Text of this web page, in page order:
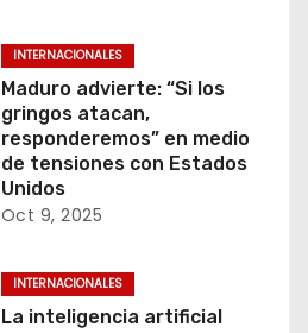
INTERNACIONALES
Maduro advierte: “Si los
gringos atacan,
responderemos” en medio
de tensiones con Estados
Unidos
Oct 9, 2025
INTERNACIONALES
La inteligencia artificial